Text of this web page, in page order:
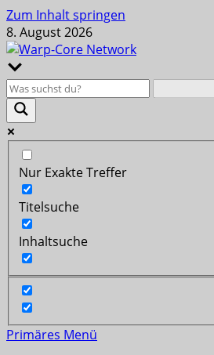
Zum Inhalt springen
8. August 2026
Nur Exakte Treffer
Titelsuche
Inhaltsuche
Primäres Menü